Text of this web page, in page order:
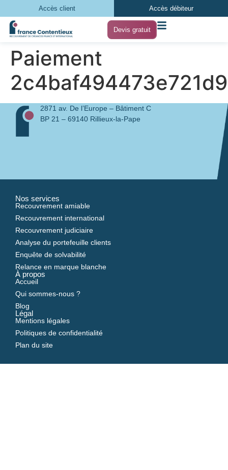
Accès client Accès débiteur
Devis gratuit
Paiement
2871 av. De l’Europe – Bâtiment C
BP 21 – 69140 Rillieux-la-Pape
Nos services
Recouvrement amiable
Recouvrement international
Recouvrement judiciaire
Analyse du portefeuille clients
Enquête de solvabilité
Relance en marque blanche
À propos
Accueil
Qui sommes-nous ?
Blog
Légal
Mentions légales
Politiques de confidentialité
Plan du site